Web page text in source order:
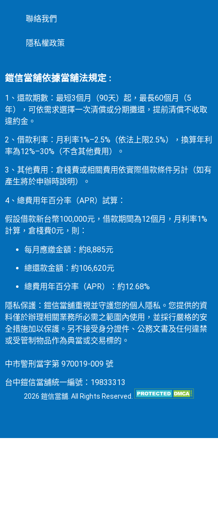
聯絡我們
隱私權政策
鎧信當舖依據當舖法規定 :
1、還款期數：最短3個月（90天）起，最長60個月（5
年），可依需求選擇一次清償或分期攤還，提前清償不收取
違約金。
2、借款利率：月利率1%–2.5%（依法上限2.5%），換算年利
率為12%–30%（不含其他費用）。
3、其他費用：倉棧費或相關費用依實際借款條件另計（如有
產生將於申辦時說明）。
4、總費用年百分率（APR）試算：
假設借款新台幣100,000元，借款期間為12個月，月利率1%
計算，倉棧費0元，則：
每月應繳金額：約8,885元
總還款金額：約106,620元
總費用年百分率（APR）：約12.68%
隱私保護：鎧信當舖重視並守護您的個人隱私。您提供的資
料僅於辦理相關業務所必需之範圍內使用，並採行嚴格的安
全措施加以保護。另不接受身分證件、公務文書及任何違禁
或受管制物品作為典當或交易標的。
中市警刑當字第 970019-009 號
台中鎧信當舖統一編號：19833313
2026 鎧信當舖. All Rights Reserved.